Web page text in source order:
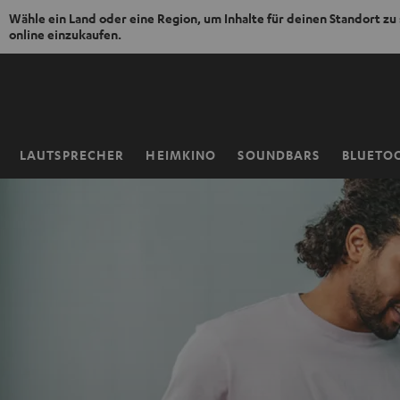
Wähle ein Land oder eine Region, um Inhalte für deinen Standort zu
online einzukaufen.
ZUM
LAUTSPRECHER HEIMKINO SOUNDBARS
Startseite